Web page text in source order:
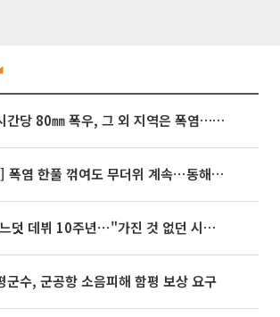
동해안은 시간당 80㎜ 폭우, 그 외 지역은 폭염…‘극과 극 날씨’
[내일 날씨] 폭염 한풀 꺾여도 무더위 계속⋯동해안 이틀 연속 비
임영웅, 어느덧 데뷔 10주년⋯"가진 것 없던 시절, 내 앞엔 20명의 팬뿐"
군수, 군공항 소음피해 함평 보상 요구